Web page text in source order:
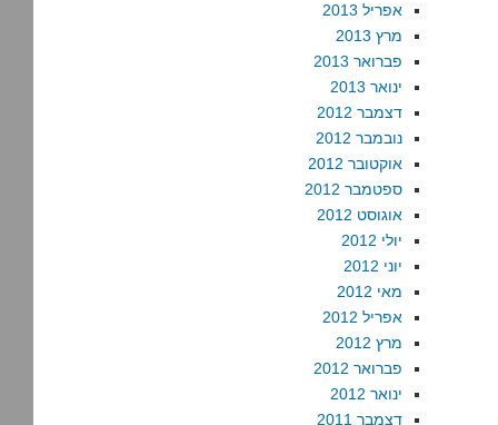
אפריל 2013
מרץ 2013
פברואר 2013
ינואר 2013
דצמבר 2012
נובמבר 2012
אוקטובר 2012
ספטמבר 2012
אוגוסט 2012
יולי 2012
יוני 2012
מאי 2012
אפריל 2012
מרץ 2012
פברואר 2012
ינואר 2012
דצמבר 2011